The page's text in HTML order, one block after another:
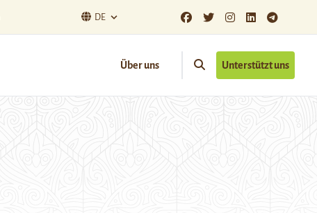
DE
Über uns Unterstützt uns